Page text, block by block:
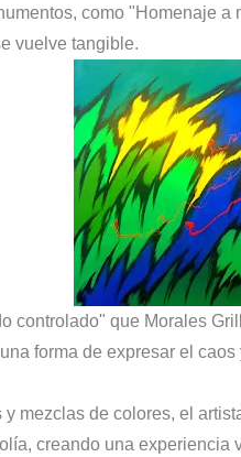
como "Homenaje
vuelve tangible.
controlado" que Morales
forma de expresar el
y mezclas de colores, el
creando una experiencia